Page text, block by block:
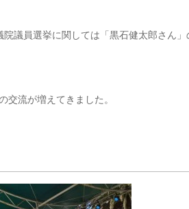
議員選挙に関しては「黒石健太郎さん」
流が増えてきました。